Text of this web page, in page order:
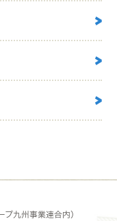
プ九州事業連合内）